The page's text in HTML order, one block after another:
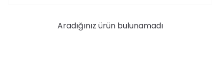
Aradığınız ürün bulunamadı